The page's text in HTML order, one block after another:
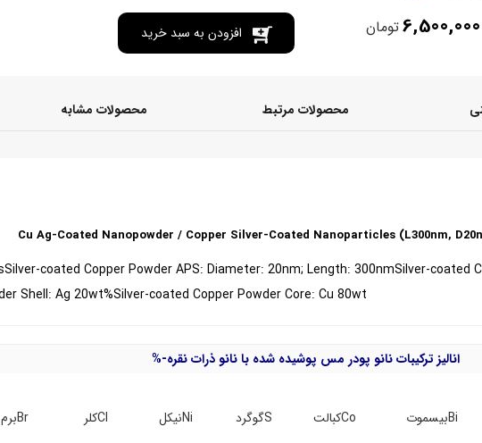
6,500,000تومان افزودن به سبد خرید
محصولات مرتبط محصولات مشابه
Cu Ag-Coated Nanopowder / Copper Silver-Coated Nanoparticles (L300nm,
Silver-coated Copper Powder APS: Diameter: 20nm; Length: 300nmSilver-coated
Shell: Ag 20wt%Silver-coated Copper Powder Core: Cu 80wt
انالیز ترکیبات نانو پودر مس پوشیده شده با نانو ذرات نقره-%
Biبیسموت Coکبالت Sگوگرد Niنیکل Clکلر Brبرم